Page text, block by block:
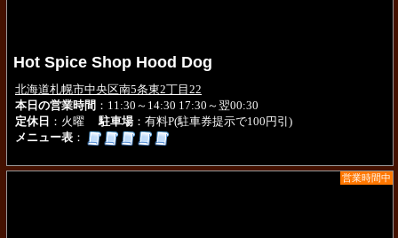
Hot Spice Shop Hood Dog
北海道札幌市中央区南5条東2丁目22
本日の営業時間 ：11:30～14:30 17:30～翌00:30
定休日 ：火曜駐車場：有料P(駐車券提示で100円引)
メニュー表 ：
営業時間中